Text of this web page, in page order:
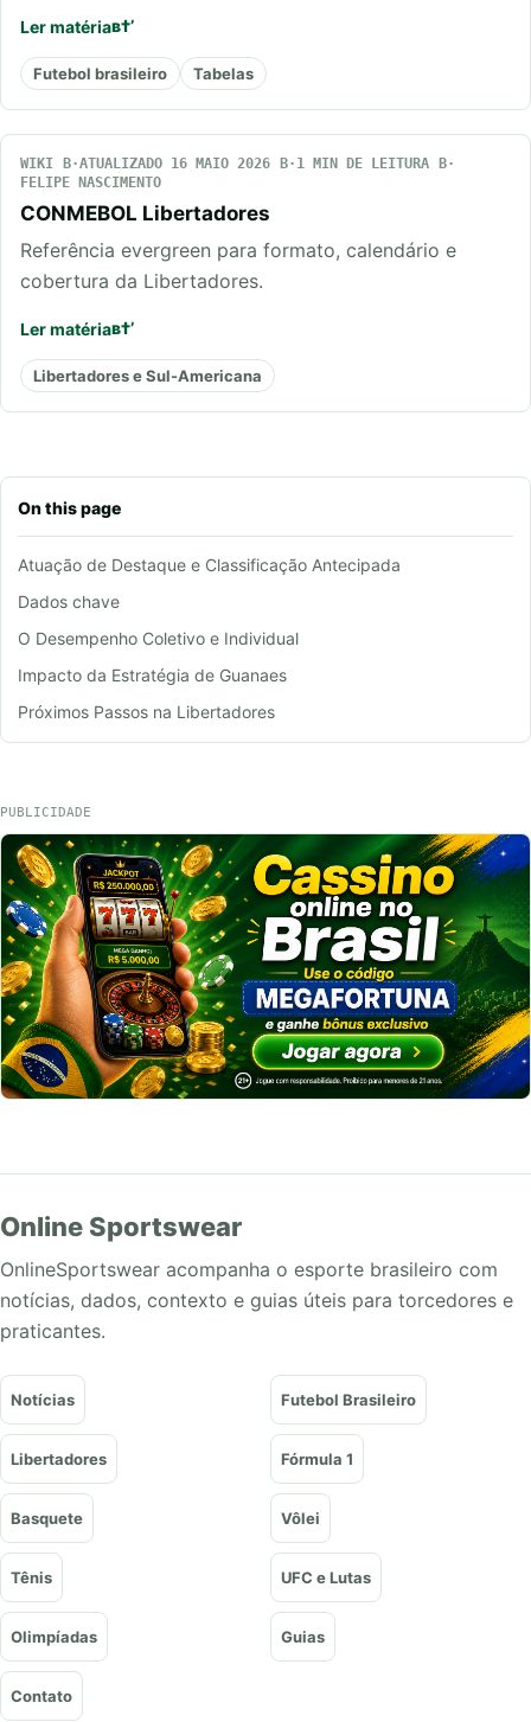
On this page
Atuação de Destaque e Classificação Antecipada
Dados chave
O Desempenho Coletivo e Individual
Impacto da Estratégia de Guanaes
Próximos Passos na Libertadores
Ler matéria
Futebol brasileiro Tabelas
WIKI ATUALIZADO 16 MAIO 2026
1 MIN DE LEITURA
FELIPE NASCIMENTO
CONMEBOL Libertadores
Referência evergreen para formato, calendário e
cobertura da Libertadores.
Ler matéria
Libertadores e Sul-Americana
PUBLICIDADE
Online Sportswear
OnlineSportswear acompanha o esporte brasileiro com
notícias, dados, contexto e guias úteis para torcedores e
praticantes.
Notícias Futebol Brasileiro
Libertadores Fórmula 1
Basquete Vôlei
Tênis UFC e Lutas
Olimpíadas Guias
Contato